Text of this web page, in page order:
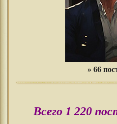
» 66
Всего 1 220